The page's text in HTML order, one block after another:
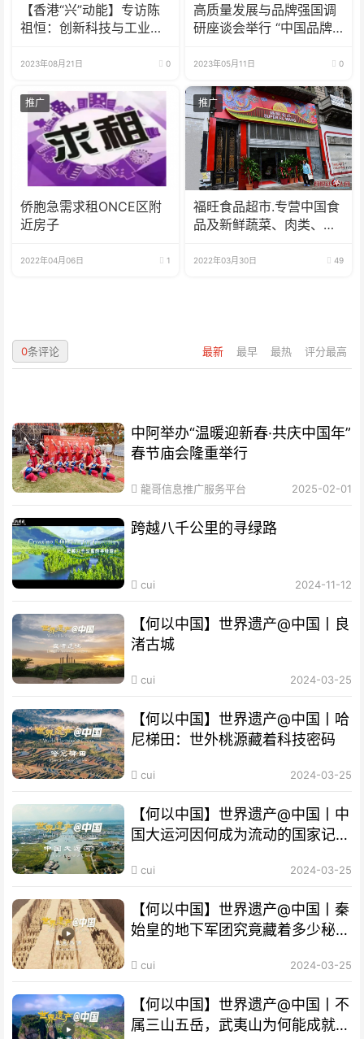
【香港“兴”动能】专访陈
祖恒：创新科技与工业制
待香港发展
2023年08月21日 0
高质量发展与品牌强国调
研座谈会举行 “中国品牌
2023年05月11日 0
推广
侨胞急需求租ONCE区附
近房子
2022年04月06日 1
推广
福旺食品超市.专营中国食
品及新鲜蔬菜、肉类、
2022年03月30日 49
最新 最早 最热 评分最高
0条评论
中阿举办“温暖迎新春·共庆中国年”
春节庙会隆重举行
龍哥信息推广服务平台 2025-02-01
跨越八千公里的寻绿路
cui 2024-11-12
【何以中国】世界遗产@中国丨良
渚古城
cui 2024-03-25
【何以中国】世界遗产@中国丨哈
尼梯田：世外桃源藏着科技密码
cui 2024-03-25
【何以中国】世界遗产@中国丨中
国大运河因何成为流动的国家记
cui 2024-03-25
【何以中国】世界遗产@中国丨秦
始皇的地下军团究竟藏着多少秘
cui 2024-03-25
【何以中国】世界遗产@中国丨不
属三山五岳，武夷山为何能成就